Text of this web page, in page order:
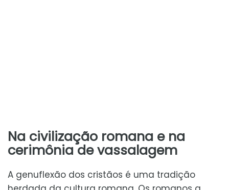
Na civilização romana e na
cerimônia de vassalagem
A genuflexão dos cristãos é uma tradição